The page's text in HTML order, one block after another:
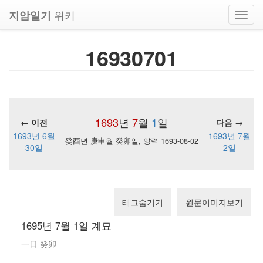
지암일기 위키
16930701
1693년 7월 1일
← 이전
다음 →
1693년 6월
30일
癸酉년 庚申월 癸卯일, 양력 1693-08-02
1693년 7월
2일
태그숨기기 원문이미지보기
1695년 7월 1일 계묘
一日 癸卯